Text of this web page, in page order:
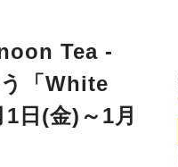
Tea -
「White
日(金)～1月